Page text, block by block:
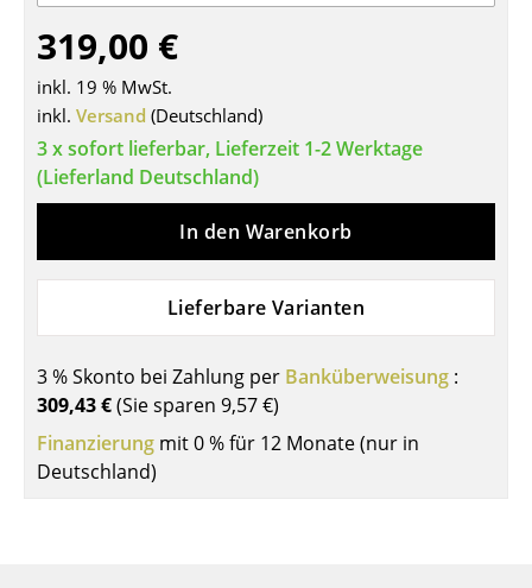
Einzelteile
... alle Sitzmöbel
Tische
Esstische
Couchtische
Schreibtische
Konferenztische
Stehtische & Stehpulte
319,00 €
inkl. 19 % MwSt.
inkl. Versand (Deutschland)
3 x sofort lieferbar, Lieferzeit 1-2 Werktage
(Lieferland Deutschland)
In den Warenkorb
Lieferbare Varianten
3 % Skonto bei Zahlung per Banküberweisung :
309,43 €(Sie sparen 9,57 €)
Finanzierung mit 0 % für 12 Monate (nur in
Deutschland)